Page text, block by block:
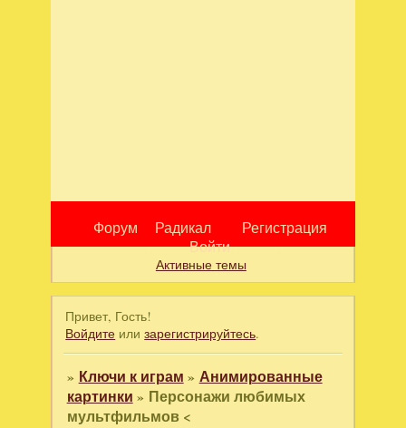
Форум Радикал
Регистрация
Войти
Активные темы
Привет, Гость!
Войдите илизарегистрируйтесь.
» Ключи к играм » Анимированные
картинки » Персонажи любимых
мультфильмов <